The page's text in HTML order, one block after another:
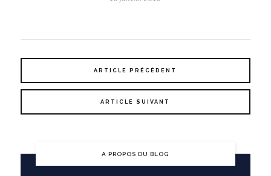
ARTICLE PRÉCÉDENT
ARTICLE SUIVANT
A PROPOS DU BLOG